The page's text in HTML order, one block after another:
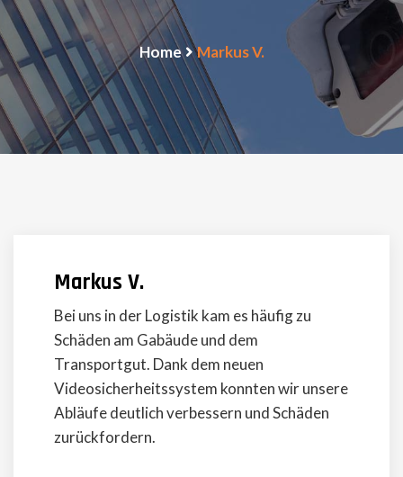
Home Markus V.
Markus V.
Bei uns in der Logistik kam es häufig zu
Schäden am Gabäude und dem
Transportgut. Dank dem neuen
Videosicherheitssystem konnten wir unsere
Abläufe deutlich verbessern und Schäden
zurückfordern.